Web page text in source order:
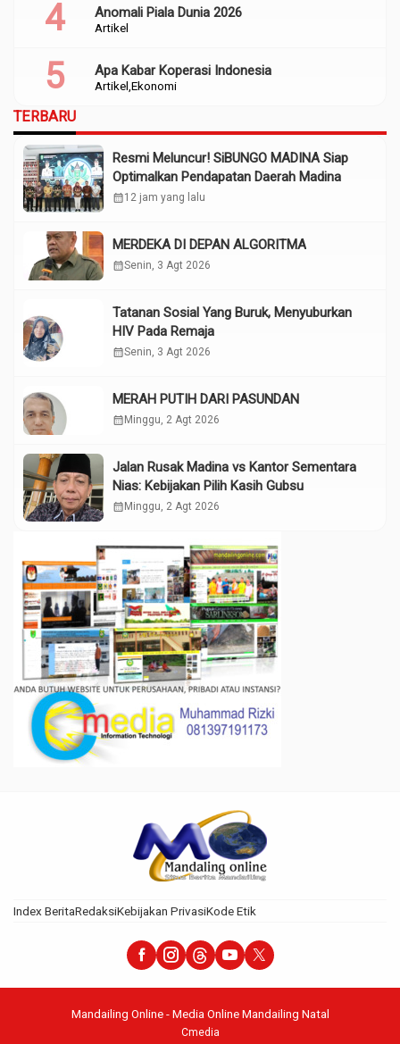
Artikel
Anomali Piala Dunia 2026
Artikel Ekonomi
Apa Kabar Koperasi Indonesia
TERBARU
Resmi Meluncur! SiBUNGO MADINA Siap
Optimalkan Pendapatan Daerah Madina
calendar_month12 jam yang lalu
MERDEKA DI DEPAN ALGORITMA
calendar_monthSenin, 3 Agt 2026
Tatanan Sosial Yang Buruk, Menyuburkan
HIV Pada Remaja
calendar_monthSenin, 3 Agt 2026
MERAH PUTIH DARI PASUNDAN
calendar_month Minggu, 2 Agt 2026
Jalan Rusak Madina vs Kantor Sementara
Nias: Kebijakan Pilih Kasih Gubsu
calendar_month Minggu, 2 Agt 2026
Index BeritaRedaksiKebijakan PrivasiKode Etik
Mandailing Online - Media Online Mandailing Natal
Cmedia